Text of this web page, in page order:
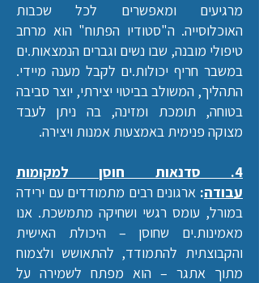
מרגיעים ומאפשרים לכל שכבות
האוכלוסייה. ה"סטודיו הפתוח" הוא מרחב
טיפולי מובנה, שבו נשים וגברים הנמצאות.ים
במשבר חריף יכולות.ים לקבל מענה מיידי.
התהליך, המשולב בביטוי יצירתי, יוצר סביבה
בטוחה, תומכת ומזינה, בה ניתן לעבד
מצוקה פנימית באמצעות אמנות ויצירה.
4. סדנאות חוסן למקומות
עבודה: ארגונים רבים מתמודדים עם ירידה
במורל, עומס רגשי ושחיקה מתמשכת. אנו
מאמינות.ים שחוסן – היכולת האישית
והקבוצתית להתמודד, להתאושש ולצמוח
מתוך אתגר – הוא מפתח לשמירה על